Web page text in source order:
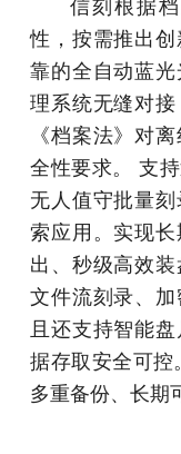
性，按需推出
靠的全自动蓝
理系统无缝对
《档案法》对
全性要求。 支
无人值守批量
索应用。实现
出、秒级高效
文件流刻录、
且还支持智能
据存取安全可控
多重备份、长期